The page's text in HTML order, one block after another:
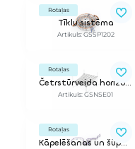
Rotaļas
Tīklu sistēma
Artikuls: GSSP1202
Rotaļas
Četrstūrveida horizontālais tīkls
Artikuls: GSNSE01
Rotaļas
Kāpelēšanas un šūpoļu tīklu komplekss